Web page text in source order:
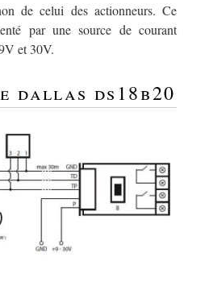
de celui des actionneurs. Ce
par une source de courant
et 30V.
dallas ds18b20